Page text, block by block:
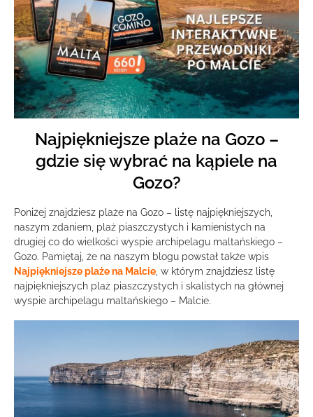
Najpiękniejsze plaże na Gozo –
gdzie się wybrać na kąpiele na
Gozo?
Poniżej znajdziesz plaże na Gozo – listę najpiękniejszych,
naszym zdaniem, plaż piaszczystych i kamienistych na
drugiej co do wielkości wyspie archipelagu maltańskiego –
Gozo. Pamiętaj, że na naszym blogu powstał także wpis
Najpiękniejsze plaże na Malcie, w którym znajdziesz listę
najpiękniejszych plaż piaszczystych i skalistych na głównej
wyspie archipelagu maltańskiego – Malcie.